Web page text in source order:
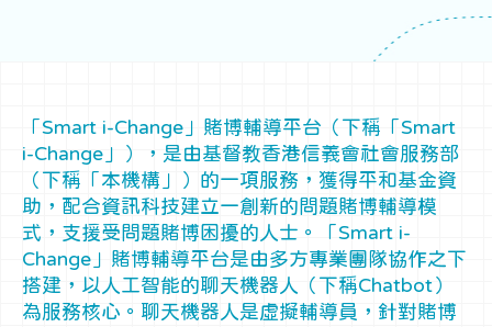
「Smart i-Change」賭博輔導平台（下稱「Smart
i-Change」），是由基督教香港信義會社會服務部
（下稱「本機構」）的一項服務，獲得平和基金資
助，配合資訊科技建立一創新的問題賭博輔導模
式，支援受問題賭博困擾的人士。「Smart i-
Change」賭博輔導平台是由多方專業團隊協作之下
搭建，以人工智能的聊天機器人（下稱Chatbot）
為服務核心。聊天機器人是虛擬輔導員，針對賭博